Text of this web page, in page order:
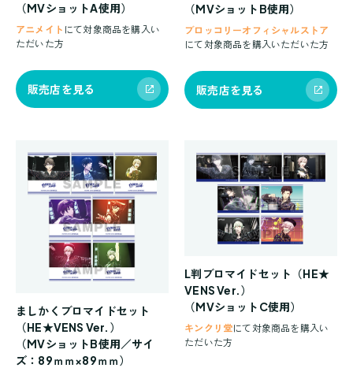
（MVショットA使用）
アニメイト にて対象商品を購入い
ただいた方
販売店を見る
（MVショットB使用）
ブロッコリーオフィシャルストア
にて対象商品を購入いただいた方
販売店を見る
ましかくブロマイドセット
（HE★VENS Ver.）
（MVショットB使用／サイ
ズ：89ｍｍ×89ｍｍ）
L判ブロマイドセット（HE★
VENS Ver.）
（MVショットC使用）
キンクリ堂にて対象商品を購入い
ただいた方